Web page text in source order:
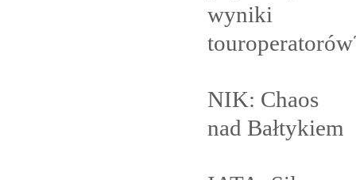
wyniki
NIK: Chaos
nad Bałtykiem